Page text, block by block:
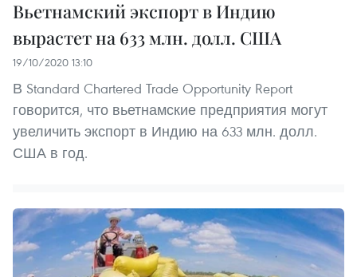
Вьетнамский экспорт в Индию
вырастет на 633 млн. долл. США
19/10/2020 13:10
В Standard Chartered Trade Opportunity Report
говорится, что вьетнамские предприятия могут
увеличить экспорт в Индию на 633 млн. долл.
США в год.